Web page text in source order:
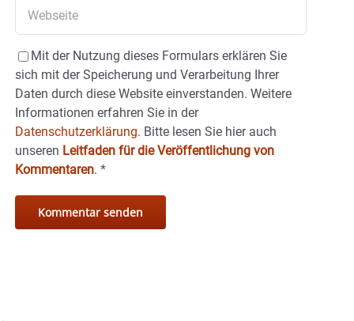
Mit der Nutzung dieses Formulars erklären Sie
sich mit der Speicherung und Verarbeitung Ihrer
Daten durch diese Website einverstanden. Weitere
Informationen erfahren Sie in der
Datenschutzerklärung. Bitte lesen Sie hier auch
unseren Leitfaden für die Veröffentlichung von
Kommentaren. *